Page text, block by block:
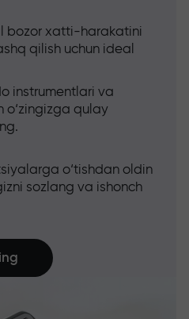
bozor xatti-harakatini
qilish uchun ideal
instrumentlari va
o‘zingizga qulay
o‘tishdan oldin
sozlang va ishonch